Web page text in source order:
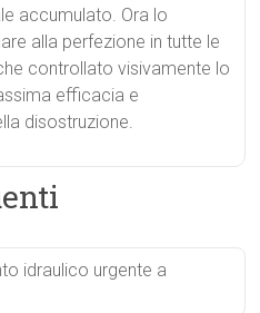
accumulato. Ora lo
alla perfezione in tutte le
controllato visivamente lo
efficacia e
disostruzione.
idraulico urgente a